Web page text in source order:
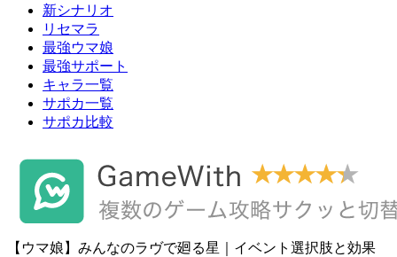
新シナリオ
リセマラ
最強ウマ娘
最強サポート
キャラ一覧
サポカ一覧
サポカ比較
【ウマ娘】みんなのラヴで廻る星｜イベント選択肢と効果